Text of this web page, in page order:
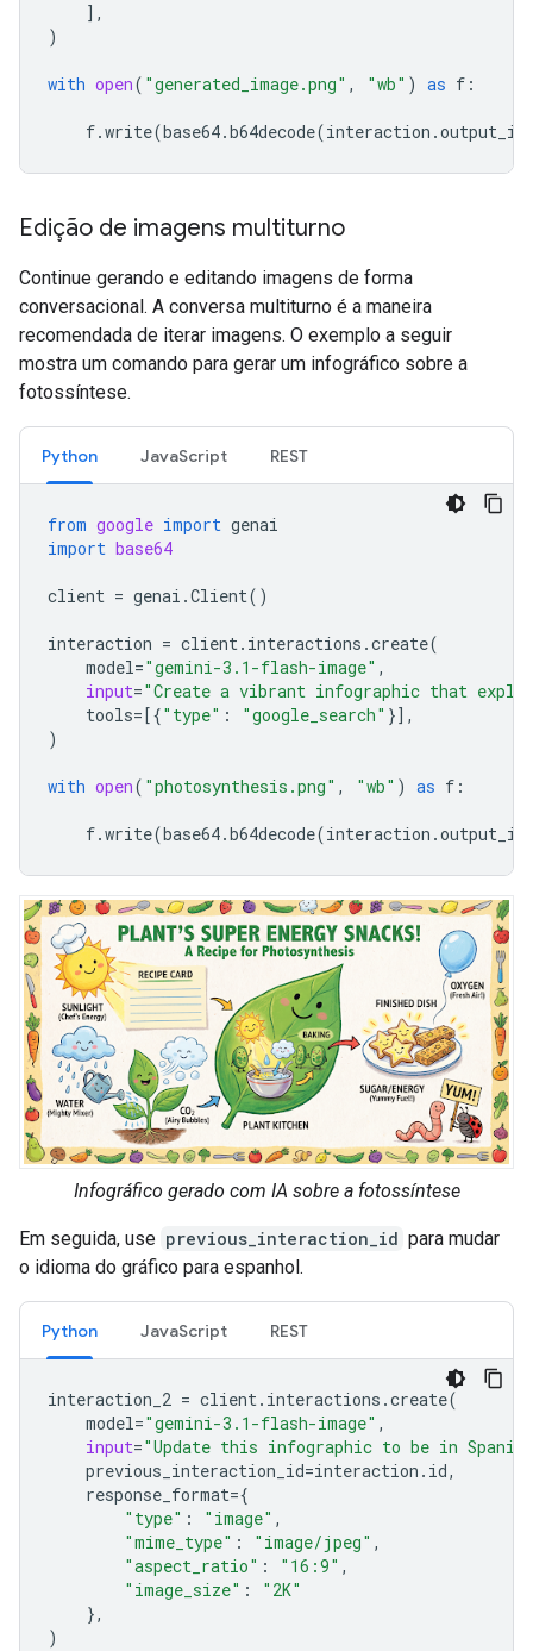
],
)
with open( "generated_image.png" , "wb" ) as f :
f.write(base64.b64decode(interaction .
Edição de imagens multiturno
Continue gerando e editando imagens de forma
conversacional. A conversa multiturno é a maneira
recomendada de iterar imagens. O exemplo a seguir
mostra um comando para gerar um infográfico sobre a
fotossíntese.
Python JavaScript REST
from google import genai
import base64
client = genai .Client()
interaction = client. interactions .create(
model="gemini-3.1-flash-image" ,
input="Create a vibrant infographic that
tools=[{"type" : "google_search" }],
)
with open( "photosynthesis.png" , "wb" ) as f :
f.write(base64.b64decode(interaction .
Infográfico gerado com IA sobre a fotossíntese
Em seguida, use previous_interaction_id para mudar
o idioma do gráfico para espanhol.
Python JavaScript REST
interaction_2 = client. interactions .create(
model="gemini-3.1-flash-image" ,
input="Update this infographic to be in
previous_interaction_id=interaction . id,
response_format={
"type" : "image" ,
"mime_type" : "image/jpeg" ,
"aspect_ratio" : "16:9" ,
"image_size" :
"2K"
},
)